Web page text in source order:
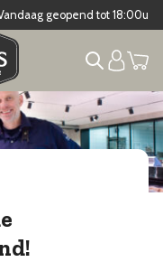
geopend tot18:00u